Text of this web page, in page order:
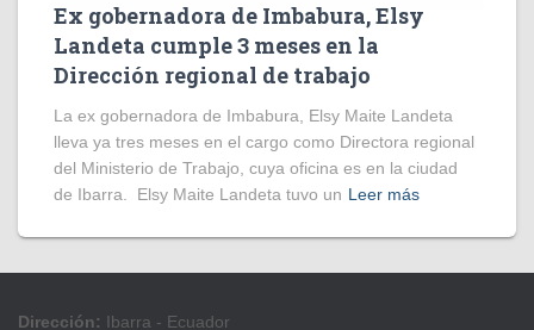
Ex gobernadora de Imbabura, Elsy
Landeta cumple 3 meses en la
Dirección regional de trabajo
La ex gobernadora de Imbabura, Elsy Maite Landeta
lleva ya tres meses en el cargo como Directora regional
del Ministerio de Trabajo, cuya oficina es en la ciudad
de Ibarra. Elsy Maite Landeta tuvo un Leer más
Dirección: Ibarra - Ecuador